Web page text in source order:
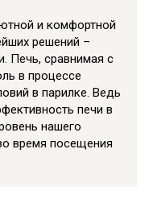
и комфортной
решений –
Печь, сравнимая с
в процессе
в парилке. Ведь
печи в
нашего
время посещения